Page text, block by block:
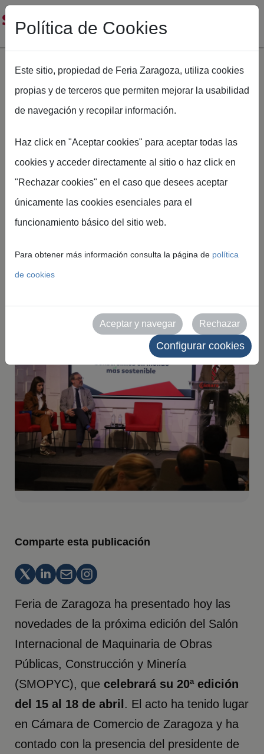
Pasar al contenido principal
Feria de Zaragoza
SMOPYC 2026
su próxima edición
Comparte esta publicación
Feria de Zaragoza ha presentado hoy las
novedades de la próxima edición del Salón
Internacional de Maquinaria de Obras
Públicas, Construcción y Minería
(SMOPYC), quecelebrará su 20ª edición
del 15 al 18 de abril . El acto ha tenido lugar
en Cámara de Comercio de Zaragoza y ha
contado con la presencia del presidente de
Política de Cookies
Este sitio, propiedad de Feria Zaragoza, utiliza cookies
propias y de terceros que permiten mejorar la usabilidad
de navegación y recopilar información.
Haz click en "Aceptar cookies" para aceptar todas las
cookies y acceder directamente al sitio o haz click en
"Rechazar cookies" en el caso que desees aceptar
únicamente las cookies esenciales para el
funcionamiento básico del sitio web.
Para obtener más información consulta la página de política
de cookies
Aceptar y navegar Rechazar
Configurar cookies